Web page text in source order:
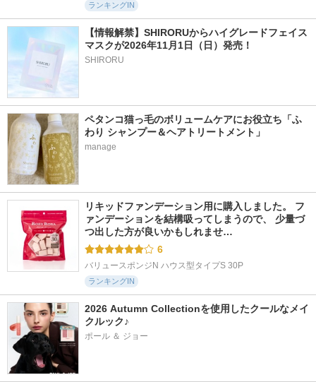
ランキングIN
【情報解禁】SHIRORUからハイグレードフェイス
マスクが2026年11月1日（日）発売！
SHIRORU
ペタンコ猫っ毛のボリュームケアにお役立ち「ふ
わり シャンプー＆ヘアトリートメント」
manage
リキッドファンデーション用に購入しました。 フ
ァンデーションを結構吸ってしまうので、 少量づ
つ出した方が良いかもしれませ…
6
バリュースポンジN ハウス型タイプS 30P
ランキングIN
2026 Autumn Collectionを使用したクールなメイ
クルック♪
ポール ＆ ジョー